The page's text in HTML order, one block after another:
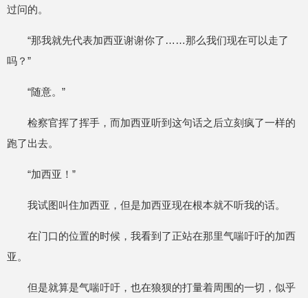
过问的。
“那我就先代表加西亚谢谢你了……那么我们现在可以走了
吗？”
“随意。”
检察官挥了挥手，而加西亚听到这句话之后立刻疯了一样的
跑了出去。
“加西亚！”
我试图叫住加西亚，但是加西亚现在根本就不听我的话。
在门口的位置的时候，我看到了正站在那里气喘吁吁的加西
亚。
但是就算是气喘吁吁，也在狼狈的打量着周围的一切，似乎